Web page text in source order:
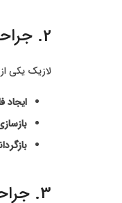
2. جراحی لازیک (LASIK – Laser-Assisted in Situ Keratomileusis)
لازیک یکی
ایجاد
3. جراحی پی آر کی (PRK – Photorefractive Keratectomy)